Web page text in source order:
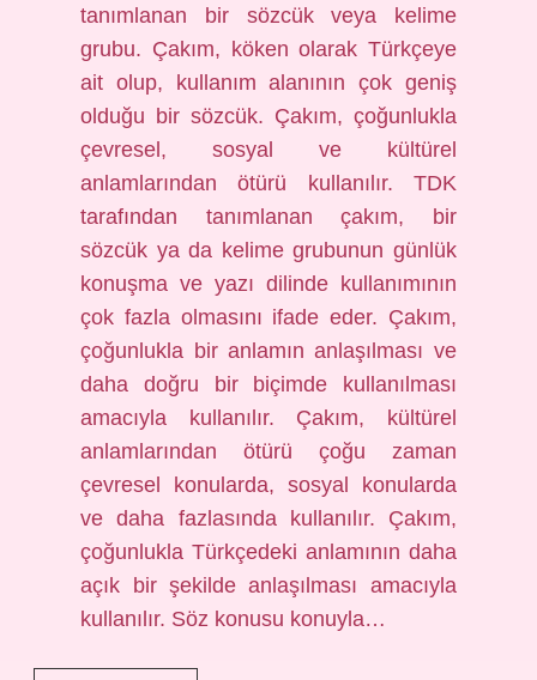
tanımlanan bir sözcük veya kelime
grubu. Çakım, köken olarak Türkçeye
ait olup, kullanım alanının çok geniş
olduğu bir sözcük. Çakım, çoğunlukla
çevresel, sosyal ve kültürel
anlamlarından ötürü kullanılır. TDK
tarafından tanımlanan çakım, bir
sözcük ya da kelime grubunun günlük
konuşma ve yazı dilinde kullanımının
çok fazla olmasını ifade eder. Çakım,
çoğunlukla bir anlamın anlaşılması ve
daha doğru bir biçimde kullanılması
amacıyla kullanılır. Çakım, kültürel
anlamlarından ötürü çoğu zaman
çevresel konularda, sosyal konularda
ve daha fazlasında kullanılır. Çakım,
çoğunlukla Türkçedeki anlamının daha
açık bir şekilde anlaşılması amacıyla
kullanılır. Söz konusu konuyla…